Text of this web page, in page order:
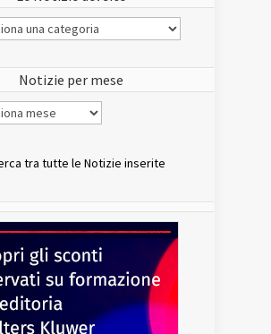
Notizie per mese
tra tutte le Notizie inserite